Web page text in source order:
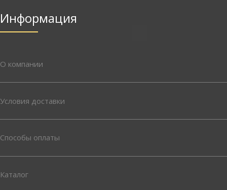
Информация
О компании
Условия доставки
Способы оплаты
Каталог